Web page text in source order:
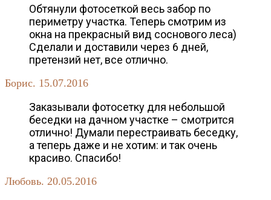
Обтянули фотосеткой весь забор по
периметру участка. Теперь смотрим из
окна на прекрасный вид соснового леса)
Сделали и доставили через 6 дней,
претензий нет, все отлично.
Борис. 15.07.2016
Заказывали фотосетку для небольшой
беседки на дачном участке – смотрится
отлично! Думали перестраивать беседку,
а теперь даже и не хотим: и так очень
красиво. Спасибо!
Любовь. 20.05.2016